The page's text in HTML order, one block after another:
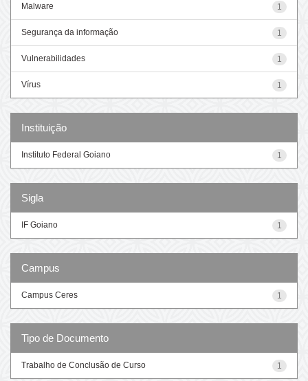
1
Malware
1
Segurança da informação
1
Vulnerabilidades
1
Vírus
Instituição
1
Instituto Federal Goiano
Sigla
1
IF Goiano
Campus
1
Campus Ceres
Tipo de Documento
1
Trabalho de Conclusão de Curso